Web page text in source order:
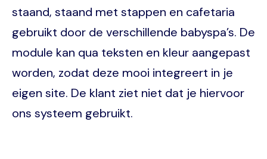
staand, staand met stappen en cafetaria
gebruikt door de verschillende babyspa’s. De
module kan qua teksten en kleur aangepast
worden, zodat deze mooi integreert in je
eigen site. De klant ziet niet dat je hiervoor
ons systeem gebruikt.